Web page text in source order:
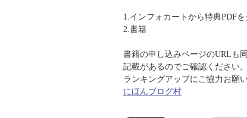
1.インフォカートから特典PDF
2.書籍
書籍の申し込みページのURLも
記載があるのでご確認ください。
ランキングアップにご協力お願
にほんブログ村